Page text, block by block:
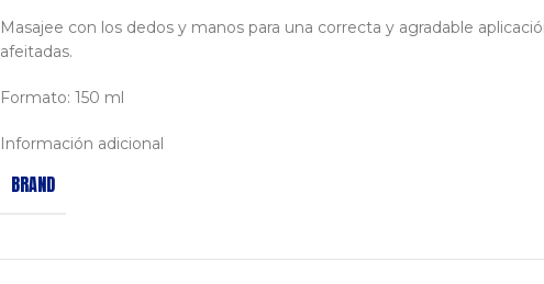
Masajee con los dedos y manos para una correcta y agradable
afeitadas.
Formato: 150 ml
Información adicional
BRAND